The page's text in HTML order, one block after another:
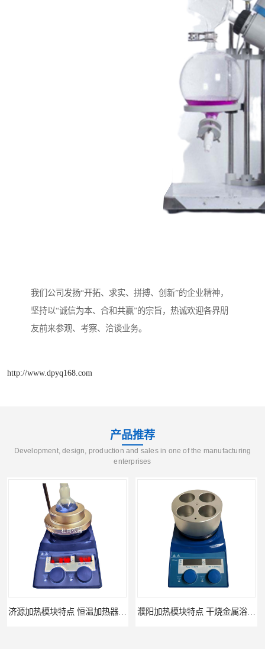
我们公司发扬“开拓、求实、拼搏、创新”的企业精神，
坚持以“诚信为本、合和共赢”的宗旨，热诚欢迎各界朋
友前来参观、考察、洽谈业务。
http://www.dpyq168.com
产品推荐
Development, design, production and sales in one of the manufacturing
enterprises
合成反应釜